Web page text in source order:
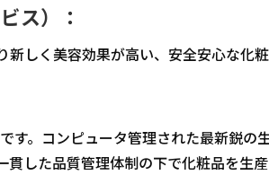
ス）：
しく美容効果が高い、安全安心な化
す。コンピュータ管理された最新鋭の
した品質管理体制の下で化粧品を生